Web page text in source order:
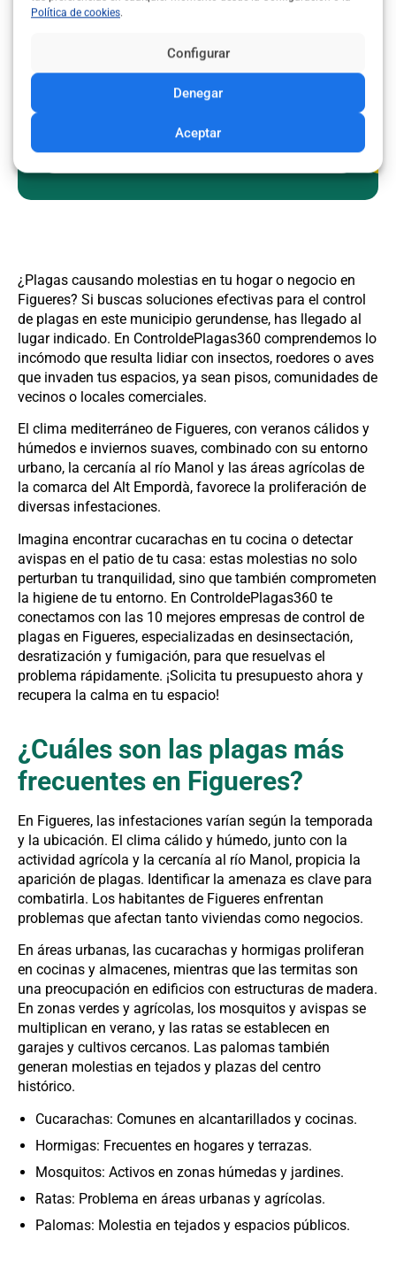
Política de cookies.
Aceptar
Denegar
Configurar
Pide ahora un presupuesto gratuito y
encuentra una empresa de control de
plagas en tu zona
compromiso.
Pedir presupuesto
¿Plagas causando molestias en tu hogar o negocio en
Figueres? Si buscas soluciones efectivas para el control
de plagas en este municipio gerundense, has llegado al
lugar indicado. En ControldePlagas360 comprendemos lo
incómodo que resulta lidiar con insectos, roedores o aves
que invaden tus espacios, ya sean pisos, comunidades de
vecinos o locales comerciales.
El clima mediterráneo de Figueres, con veranos cálidos y
húmedos e inviernos suaves, combinado con su entorno
urbano, la cercanía al río Manol y las áreas agrícolas de
la comarca del Alt Empordà, favorece la proliferación de
diversas infestaciones.
Imagina encontrar cucarachas en tu cocina o detectar
avispas en el patio de tu casa: estas molestias no solo
perturban tu tranquilidad, sino que también comprometen
la higiene de tu entorno. En ControldePlagas360 te
conectamos con las 10 mejores empresas de control de
plagas en Figueres, especializadas en desinsectación,
desratización y fumigación, para que resuelvas el
problema rápidamente. ¡Solicita tu presupuesto ahora y
recupera la calma en tu espacio!
¿Cuáles son las plagas más
frecuentes en Figueres?
En Figueres, las infestaciones varían según la temporada
y la ubicación. El clima cálido y húmedo, junto con la
actividad agrícola y la cercanía al río Manol, propicia la
aparición de plagas. Identificar la amenaza es clave para
combatirla. Los habitantes de Figueres enfrentan
problemas que afectan tanto viviendas como negocios.
En áreas urbanas, las cucarachas y hormigas proliferan
en cocinas y almacenes, mientras que las termitas son
una preocupación en edificios con estructuras de madera.
En zonas verdes y agrícolas, los mosquitos y avispas se
multiplican en verano, y las ratas se establecen en
garajes y cultivos cercanos. Las palomas también
generan molestias en tejados y plazas del centro
histórico.
Cucarachas: Comunes en alcantarillados y cocinas.
Hormigas: Frecuentes en hogares y terrazas.
Mosquitos: Activos en zonas húmedas y jardines.
Ratas: Problema en áreas urbanas y agrícolas.
Palomas: Molestia en tejados y espacios públicos.